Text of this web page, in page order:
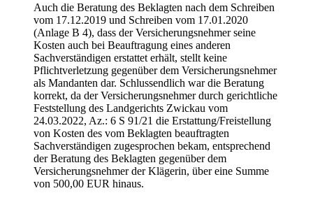
Auch die Beratung des Beklagten nach dem Schreiben
vom 17.12.2019 und Schreiben vom 17.01.2020
(Anlage B 4), dass der Versicherungsnehmer seine
Kosten auch bei Beauftragung eines anderen
Sachverständigen erstattet erhält, stellt keine
Pflichtverletzung gegenüber dem Versicherungsnehmer
als Mandanten dar. Schlussendlich war die Beratung
korrekt, da der Versicherungsnehmer durch gerichtliche
Feststellung des Landgerichts Zwickau vom
24.03.2022, Az.: 6 S 91/21 die Erstattung/Freistellung
von Kosten des vom Beklagten beauftragten
Sachverständigen zugesprochen bekam, entsprechend
der Beratung des Beklagten gegenüber dem
Versicherungsnehmer der Klägerin, über eine Summe
von 500,00 EUR hinaus.